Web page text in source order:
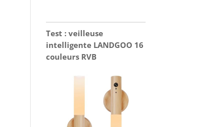
Test : veilleuse
intelligente LANDGOO 16
couleurs RVB